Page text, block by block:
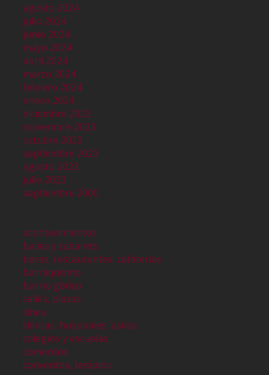
agosto 2024
julio 2024
junio 2024
mayo 2024
abril 2024
marzo 2024
febrero 2024
enero 2024
diciembre 2023
noviembre 2023
octubre 2023
septiembre 2023
agosto 2023
julio 2023
septiembre 2000
acontecimientos
bailes y cabarets
bares, restaurantes, cafeterías
barraquismo
barrio gótico
calles, plazas
cines
clinicas, hospitales, asilos
colegios y escuelas
comercios
conventos, templos